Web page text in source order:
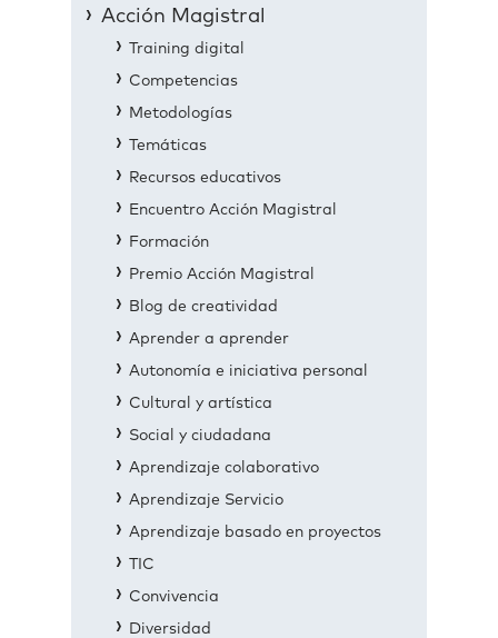
Acción Magistral
Training digital
Competencias
Metodologías
Temáticas
Recursos educativos
Encuentro Acción Magistral
Formación
Premio Acción Magistral
Blog de creatividad
Aprender a aprender
Autonomía e iniciativa personal
Cultural y artística
Social y ciudadana
Aprendizaje colaborativo
Aprendizaje Servicio
Aprendizaje basado en proyectos
TIC
Convivencia
Diversidad